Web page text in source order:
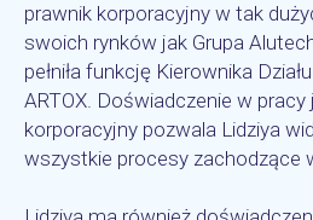
prawnik korporacyjny w tak
swoich rynków jak Grupa
pełniła funkcję Kierownika
ARTOX. Doświadczenie w
korporacyjny pozwala Lidziya
wszystkie procesy zachodzące